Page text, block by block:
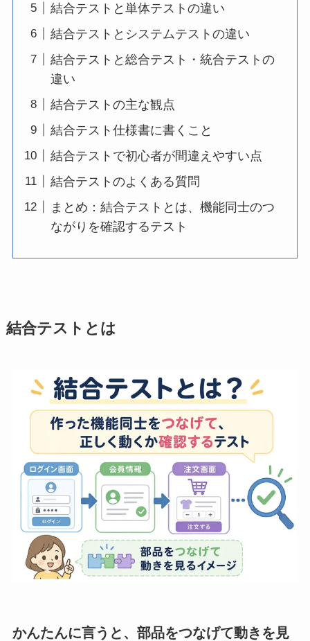
結合テストと単体テストの違い
結合テストとシステムテストの違い
結合テストと総合テスト・統合テストの
違い
結合テストの主な観点
結合テスト仕様書に書くこと
結合テストで初心者が間違えやすい点
結合テストのよくある質問
まとめ：結合テストとは、機能同士のつ
ながりを確認するテスト
結合テストとは
かんたんに言うと、部品をつなげて動きを見